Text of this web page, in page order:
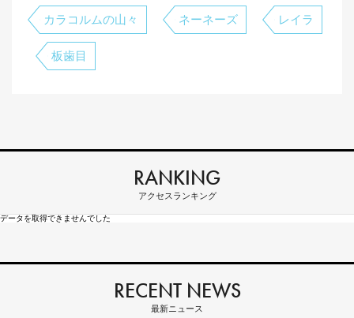
カラコルムの山々 ネーネーズ レイラ
板⻭目
RANKING
アクセスランキング
データを取得できませんでした
RECENT NEWS
最新ニュース